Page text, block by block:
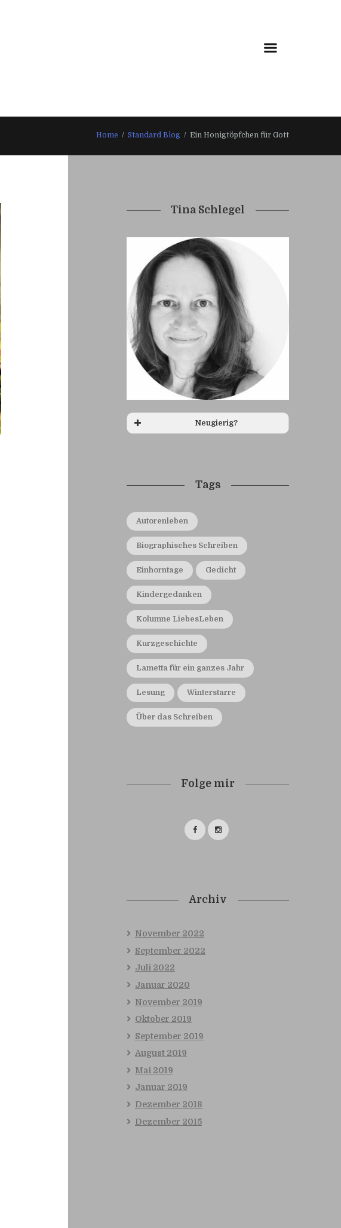
Home Standard Blog Ein Honigtöpfchen für Gott
Tina Schlegel
Neugierig?
Tags
Autorenleben
Biographisches Schreiben
Einhorntage Gedicht
Kindergedanken
Kolumne LiebesLeben
Kurzgeschichte
Lametta für ein ganzes Jahr
Lesung Winterstarre
Über das Schreiben
Folge mir
Archiv
November 2022
September 2022
Juli 2022
Januar 2020
November 2019
Oktober 2019
September 2019
August 2019
Mai 2019
Januar 2019
Dezember 2018
Dezember 2015